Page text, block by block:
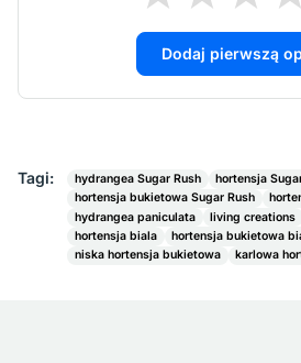
Dodaj pierwszą
Tagi: hydrangea Sugar Rush
hortensja
hortensja bukietowa Sugar Rush
hydrangea paniculata
living creations
hortensja biala
hortensja bukietowa
niska hortensja bukietowa
karlowa